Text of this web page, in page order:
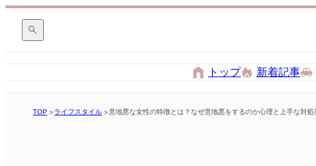
トップ 新着記事
TOP ライフスタイル 意地悪な女性の特徴とは？なぜ意地悪をするのか心理と上手な対処